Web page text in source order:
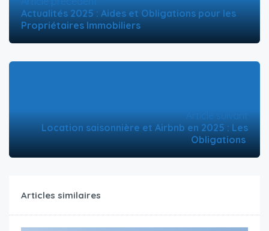
Actualités 2025 : Aides et Obligations pour les
Propriétaires Immobiliers
Article suivant
Location saisonnière et Airbnb en 2025 : Les
Obligations
Articles similaires